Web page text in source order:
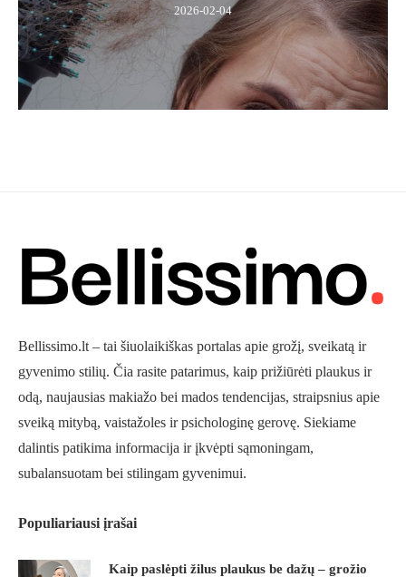
2026-02-04
Bellissimo.lt – tai šiuolaikiškas portalas apie grožį, sveikatą ir
gyvenimo stilių. Čia rasite patarimus, kaip prižiūrėti plaukus ir
odą, naujausias makiažo bei mados tendencijas, straipsnius apie
sveiką mitybą, vaistažoles ir psichologinę gerovę. Siekiame
dalintis patikima informacija ir įkvėpti sąmoningam,
subalansuotam bei stilingam gyvenimui.
Populiariausi įrašai
Kaip paslėpti žilus plaukus be dažų – grožio